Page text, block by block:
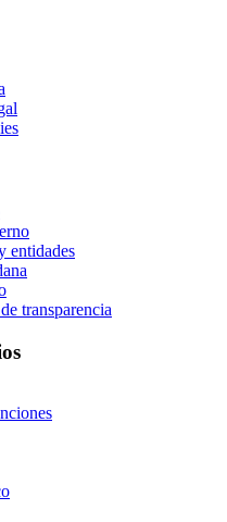
entidades
transparencia